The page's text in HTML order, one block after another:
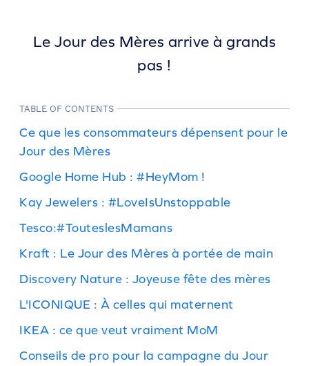
Le Jour des Mères arrive à grands
pas !
TABLE OF CONTENTS
Ce que les consommateurs dépensent pour le
Jour des Mères
Google Home Hub : #HeyMom !
Kay Jewelers : #LoveIsUnstoppable
Tesco:#TouteslesMamans
Kraft : Le Jour des Mères à portée de main
Discovery Nature : Joyeuse fête des mères
L'ICONIQUE : À celles qui maternent
IKEA : ce que veut vraiment MoM
Conseils de pro pour la campagne du Jour